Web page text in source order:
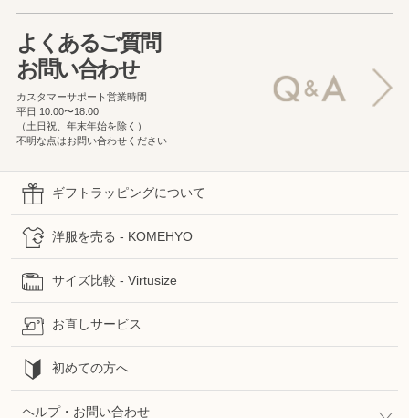
よくあるご質問
お問い合わせ
カスタマーサポート営業時間
平日 10:00〜18:00
（土日祝、年末年始を除く）
不明な点はお問い合わせください
ギフトラッピングについて
洋服を売る - KOMEHYO
サイズ比較 - Virtusize
お直しサービス
初めての方へ
ヘルプ・お問い合わせ